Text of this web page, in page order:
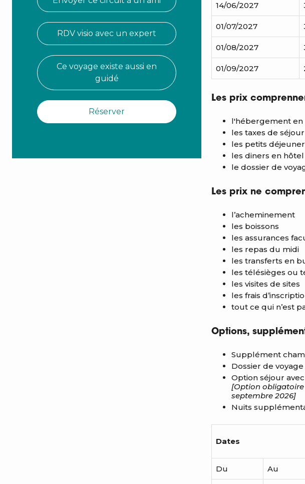
RDV visio avec un expert
Ce voyage existe aussi en
guidé
Réserver
14/06/2027
01/07/2027
01/08/2027
01/09/2027
Les prix
l'hébergement en
les taxes de séjour
les petits
les diners en hôtel
le dossier de
Les prix ne
l’acheminement
les boissons
les assurances
les repas du midi
les transferts en
les télésièges ou
les visites de sites
les frais
tout ce qui n’est
Options,
Supplément
Dossier de
Option séjour
[Option obligatoire
septembre 2026]
Nuits
Dates
Du Au